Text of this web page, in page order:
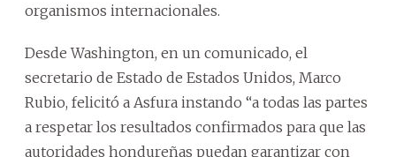
organismos internacionales.
Desde Washington, en un comunicado, el
secretario de Estado de Estados Unidos, Marco
Rubio, felicitó a Asfura instando “a todas las partes
a respetar los resultados confirmados para que las
autoridades hondureñas puedan garantizar con